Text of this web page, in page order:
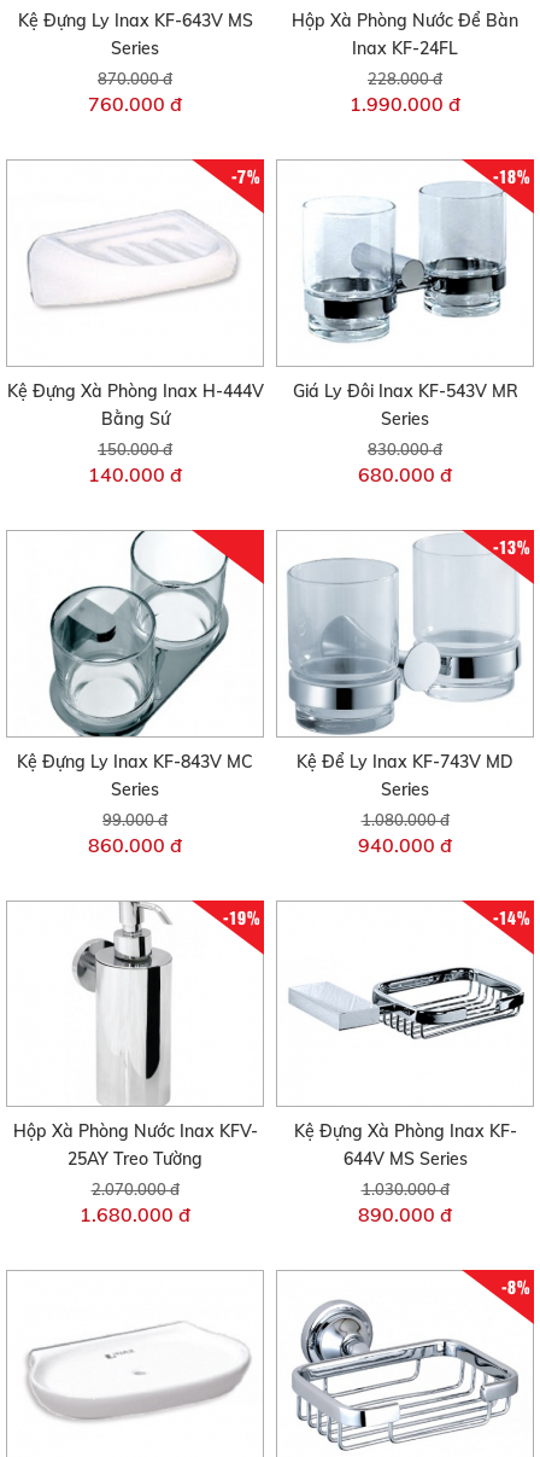
Kệ Đựng Ly Inax KF-643V MS
Series
870.000 đ
760.000 đ
Hộp Xà Phòng Nước Để Bàn
Inax KF-24FL
228.000 đ
1.990.000 đ
-7%
Kệ Đựng Xà Phòng Inax H-444V
Bằng Sứ
150.000 đ
140.000 đ
-18%
Giá Ly Đôi Inax KF-543V MR
Series
830.000 đ
680.000 đ
Kệ Đựng Ly Inax KF-843V MC
Series
99.000 đ
860.000 đ
-13%
Kệ Để Ly Inax KF-743V MD
Series
1.080.000 đ
940.000 đ
-19%
Hộp Xà Phòng Nước Inax KFV-
25AY Treo Tường
2.070.000 đ
1.680.000 đ
-14%
Kệ Đựng Xà Phòng Inax KF-
644V MS Series
1.030.000 đ
890.000 đ
-8%